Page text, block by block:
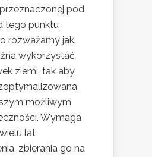
pod
tego punktu
rozważamy jak
wykorzystać
ziemi, tak aby
możliwym
Wymaga
lat
zbierania go na